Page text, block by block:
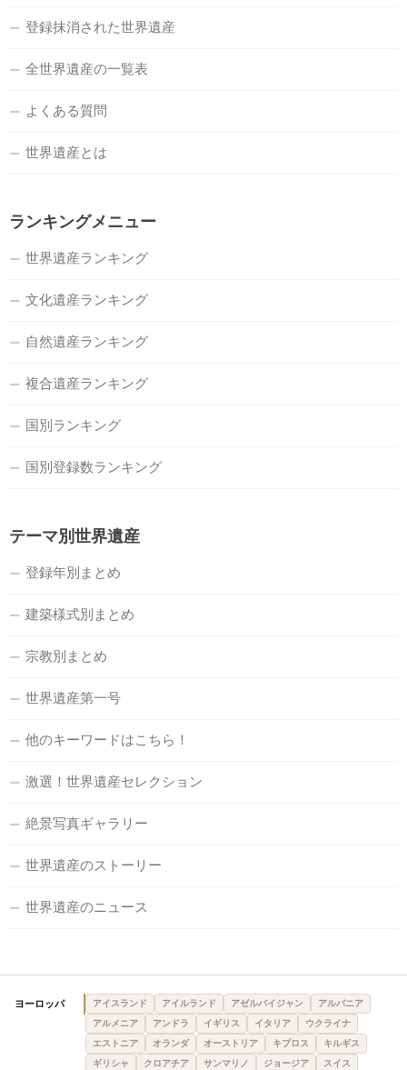
登録抹消された世界遺産
全世界遺産の一覧表
よくある質問
世界遺産とは
ランキングメニュー
世界遺産ランキング
文化遺産ランキング
自然遺産ランキング
複合遺産ランキング
国別ランキング
国別登録数ランキング
テーマ別世界遺産
登録年別まとめ
建築様式別まとめ
宗教別まとめ
世界遺産第一号
他のキーワードはこちら！
激選！世界遺産セレクション
絶景写真ギャラリー
世界遺産のストーリー
世界遺産のニュース
ヨーロッパ アイスランド アイルランド アゼルバイジャン
アルバニア
アルメニア
アンドラ イギリス イタリア
ウクライナ
エストニア
オランダ オーストリア キプロス
キルギス
ギリシャ
クロアチア サンマリノ ジョージア
スイス